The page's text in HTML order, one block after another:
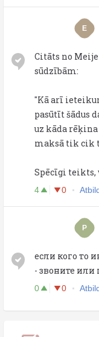
E
Citāts no
sūdzībām:
''Kā arī
pasūtīt šādus
uz kāda
maksā tik cik
Spēcīgi teikts,
4 0
P
если кого то
- звоните
0 0